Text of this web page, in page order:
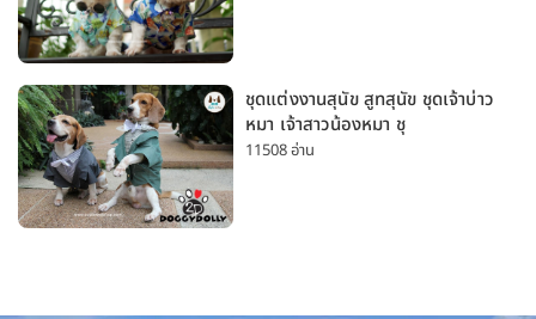
ชุดแต่งงานสุนัข สูทสุนัข ชุดเจ้าบ่าว
หมา เจ้าสาวน้องหมา ชุ
11508 อ่าน